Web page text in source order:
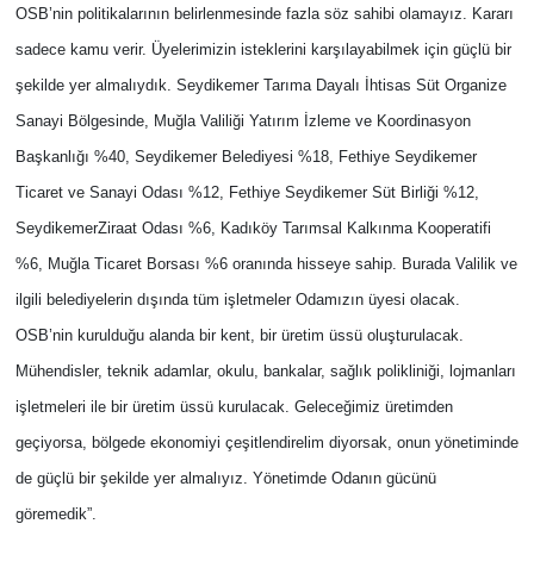
OSB’nin politikalarının belirlenmesinde fazla söz sahibi olamayız. Kararı
sadece kamu verir. Üyelerimizin isteklerini karşılayabilmek için güçlü bir
şekilde yer almalıydık. Seydikemer Tarıma Dayalı İhtisas Süt Organize
Sanayi Bölgesinde, Muğla Valiliği Yatırım İzleme ve Koordinasyon
Başkanlığı %40, Seydikemer Belediyesi %18, Fethiye Seydikemer
Ticaret ve Sanayi Odası %12, Fethiye Seydikemer Süt Birliği %12,
SeydikemerZiraat Odası %6, Kadıköy Tarımsal Kalkınma Kooperatifi
%6, Muğla Ticaret Borsası %6 oranında hisseye sahip.
Burada Valilik ve
ilgili belediyelerin dışında tüm işletmeler Odamızın üyesi olacak.
OSB’nin kurulduğu alanda bir kent, bir üretim üssü oluşturulacak.
Mühendisler, teknik adamlar, okulu, bankalar, sağlık polikliniği, lojmanları
işletmeleri ile bir üretim üssü kurulacak. Geleceğimiz üretimden
geçiyorsa, bölgede ekonomiyi çeşitlendirelim diyorsak, onun yönetiminde
de güçlü bir şekilde yer almalıyız. Yönetimde Odanın gücünü
göremedik”.